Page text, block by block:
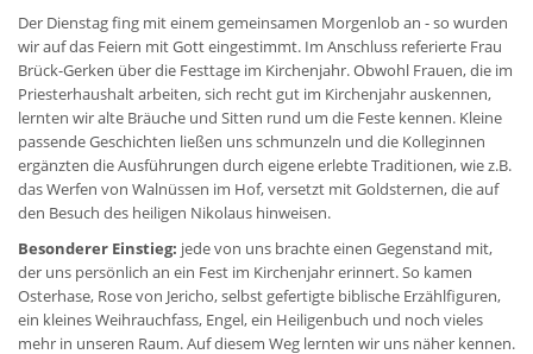
Der Dienstag fing mit einem gemeinsamen Morgenlob an - so wurden
wir auf das Feiern mit Gott eingestimmt. Im Anschluss referierte Frau
Brück-Gerken über die Festtage im Kirchenjahr. Obwohl Frauen, die im
Priesterhaushalt arbeiten, sich recht gut im Kirchenjahr auskennen,
lernten wir alte Bräuche und Sitten rund um die Feste kennen. Kleine
passende Geschichten ließen uns schmunzeln und die Kolleginnen
ergänzten die Ausführungen durch eigene erlebte Traditionen, wie z.B.
das Werfen von Walnüssen im Hof, versetzt mit Goldsternen, die auf
den Besuch des heiligen Nikolaus hinweisen.
Besonderer Einstieg: jede von uns brachte einen Gegenstand mit,
der uns persönlich an ein Fest im Kirchenjahr erinnert. So kamen
Osterhase, Rose von Jericho, selbst gefertigte biblische Erzählfiguren,
ein kleines Weihrauchfass, Engel, ein Heiligenbuch und noch vieles
mehr in unseren Raum. Auf diesem Weg lernten wir uns näher kennen.